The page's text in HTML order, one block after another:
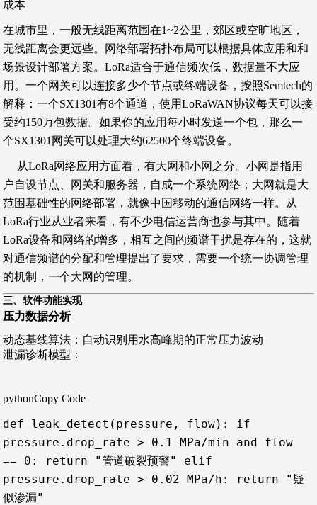
成本
在城市里，一般无线距离范围在1~2公里，郊区或空旷地区，
无线距离会更远些。网络部署拓扑布局可以根据具体应用和和
场景设计部署方案。LoRa适合于通信频次低，数据量不大应
用。一个网关可以连接多少个节点或终端设备，按照Semtech的
解释：一个SX1301有8个通道，使用LoRaWAN协议每天可以接
受约150万包数据。如果你的应用每小时发送一个包，那么一
个SX1301网关可以处理大约62500个终端设备。
从LoRa网络应用方面看，有大网和小网之分。小网是指用
户自设节点、网关和服务器，自成一个系统网络；大网就是大
范围基础性的网络部署，就像中国移动的通信网络一样。从
LoRa行业从业者来看，有不少电信运营商也参与其中。随着
LoRa设备和网络的增多，相互之间的频谱干扰是存在的，这就
对通信频谱的分配和管理提出了要求，需要一个统一协调管理
的机制，一个大网的管理。
三、软件功能实现
压力数据分析
动态基线算法：自动识别用水高峰期的正常压力波动
泄漏诊断模型：
pythonCopy Code
def leak_detect(pressure, flow): if
pressure.drop_rate > 0.1 MPa/min and flow
== 0: return "管道破裂预警" elif
pressure.drop_rate > 0.02 MPa/h: return "疑
似渗漏"